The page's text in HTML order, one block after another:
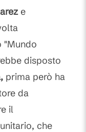
e
"Mundo
disposto
prima però ha
da
il
che